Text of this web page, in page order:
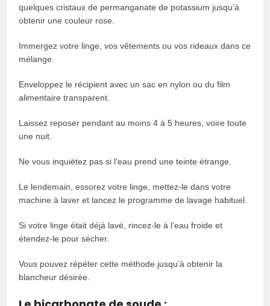
quelques cristaux de permanganate de potassium jusqu’à
obtenir une couleur rose.
Immergez votre linge, vos vêtements ou vos rideaux dans ce
mélange.
Enveloppez le récipient avec un sac en nylon ou du film
alimentaire transparent.
Laissez reposer pendant au moins 4 à 5 heures, voire toute
une nuit.
Ne vous inquiétez pas si l’eau prend une teinte étrange.
Le lendemain, essorez votre linge, mettez-le dans votre
machine à laver et lancez le programme de lavage habituel.
Si votre linge était déjà lavé, rincez-le à l’eau froide et
étendez-le pour sécher.
Vous pouvez répéter cette méthode jusqu’à obtenir la
blancheur désirée.